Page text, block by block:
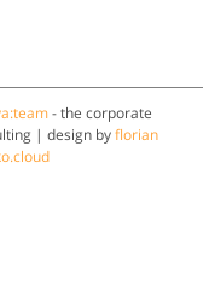
- the corporate
| design byflorian